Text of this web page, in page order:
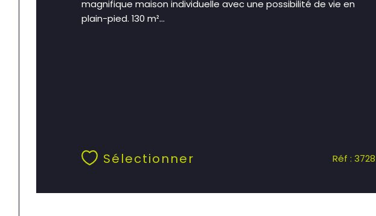
magnifique maison individuelle avec une possibilité de vie en
plain-pied. 130 m²...
Sélectionner Réf : 3728